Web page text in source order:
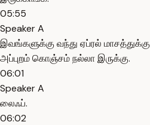
05:55
Speaker A
இவங்களுக்கு வந்து ஏப்ரல் மாசத்துக்கு
அப்புறம் கொஞ்சம் நல்லா இருக்கு.
06:01
Speaker A
லைஃப்.
06:02